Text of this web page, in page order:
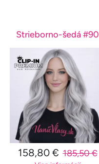
Strieborno-šedá #90
158,80 € 185,50 €